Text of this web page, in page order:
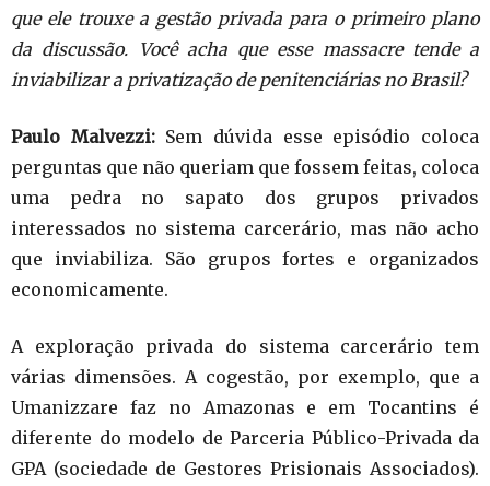
que ele trouxe a gestão privada para o primeiro plano
da discussão. Você acha que esse massacre tende a
inviabilizar a privatização de penitenciárias no Brasil?
Paulo Malvezzi:Sem dúvida esse episódio coloca
perguntas que não queriam que fossem feitas, coloca
uma pedra no sapato dos grupos privados
interessados no sistema carcerário, mas não acho
que inviabiliza. São grupos fortes e organizados
economicamente.
A exploração privada do sistema carcerário tem
várias dimensões. A cogestão, por exemplo, que a
Umanizzare faz no Amazonas e em Tocantins é
diferente do modelo de Parceria Público-Privada da
GPA (sociedade de Gestores Prisionais Associados).